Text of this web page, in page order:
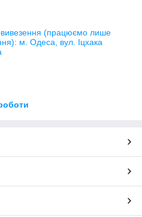
(працюємо лише
м. Одеса, вул. Іцхака